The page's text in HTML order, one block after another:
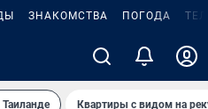
ЗНАКОМСТВА ПОГОДА
Квартиры с видом на